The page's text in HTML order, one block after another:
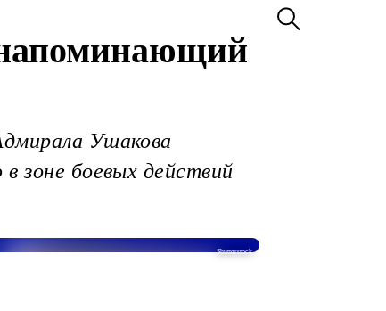
Ушакова
зоне боевых действий
Shutterstock